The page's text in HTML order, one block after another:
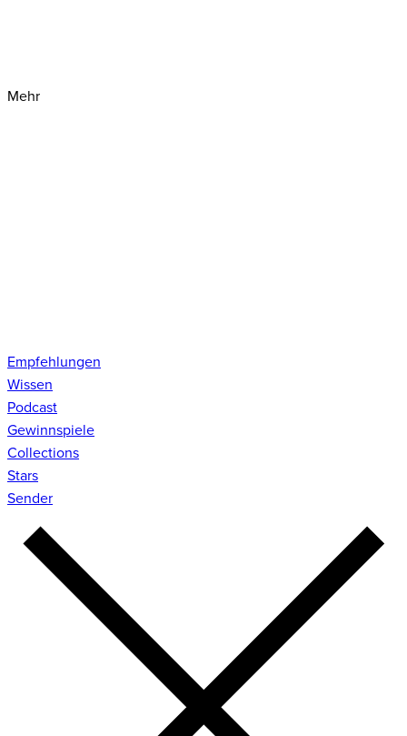
Mehr
Empfehlungen
Wissen
Podcast
Gewinnspiele
Collections
Stars
Sender